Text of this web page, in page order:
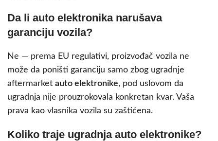
Da li auto elektronika narušava
garanciju vozila?
Ne — prema EU regulativi, proizvođač vozila ne
može da poništi garanciju samo zbog ugradnje
aftermarket auto elektronike, pod uslovom da
ugradnja nije prouzrokovala konkretan kvar. Vaša
prava kao vlasnika vozila su zaštićena.
Koliko traje ugradnja auto elektronike?